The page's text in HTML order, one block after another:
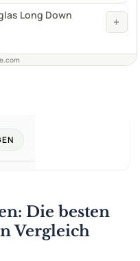
Long Down
+
Die besten
Vergleich